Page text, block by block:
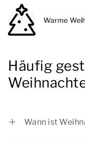
Warme
Häufig
Wann ist